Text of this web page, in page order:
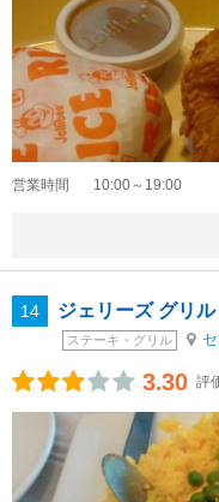
営業時間 10:00～19:00
14 ジェリーズ グリ
ステーキ・グリル
3.30 評